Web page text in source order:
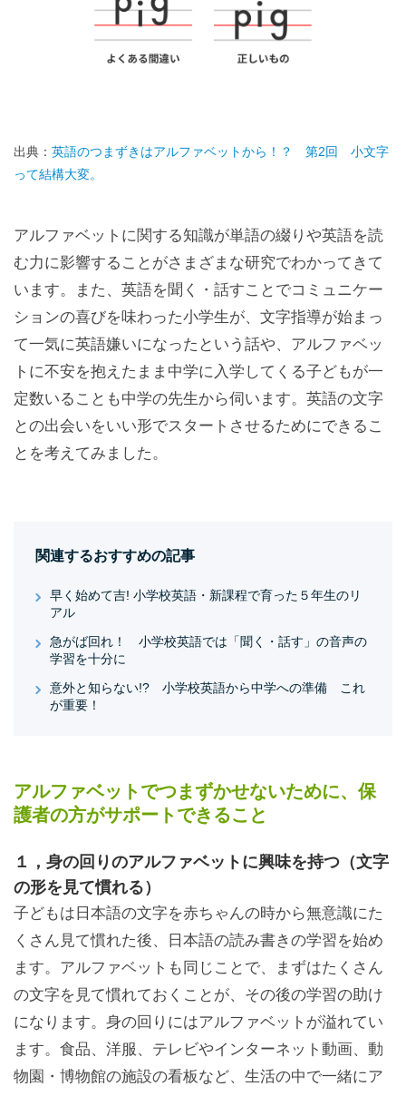
出典： 英語のつまずきはアルファベットから！？ 第2回 小文字
って結構大変。
アルファベットに関する知識が単語の綴りや英語を読
む力に影響することがさまざまな研究でわかってきて
います。また、英語を聞く・話すことでコミュニケー
ションの喜びを味わった小学生が、文字指導が始まっ
て一気に英語嫌いになったという話や、アルファベッ
トに不安を抱えたまま中学に入学してくる子どもが一
定数いることも中学の先生から伺います。英語の文字
との出会いをいい形でスタートさせるためにできるこ
とを考えてみました。
関連するおすすめの記事
早く始めて吉! 小学校英語・新課程で育った５年生のリ
アル
急がば回れ！ 小学校英語では「聞く・話す」の音声の
学習を十分に
意外と知らない!? 小学校英語から中学への準備 これ
が重要！
アルファベットでつまずかせないために、保
護者の方がサポートできること
１，身の回りのアルファベットに興味を持つ（文字
の形を見て慣れる）
子どもは日本語の文字を赤ちゃんの時から無意識にた
くさん見て慣れた後、日本語の読み書きの学習を始め
ます。アルファベットも同じことで、まずはたくさん
の文字を見て慣れておくことが、その後の学習の助け
になります。身の回りにはアルファベットが溢れてい
ます。食品、洋服、テレビやインターネット動画、動
物園・博物館の施設の看板など、生活の中で一緒にア